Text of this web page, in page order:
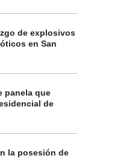
de explosivos
en San
panela que
de
la posesión de